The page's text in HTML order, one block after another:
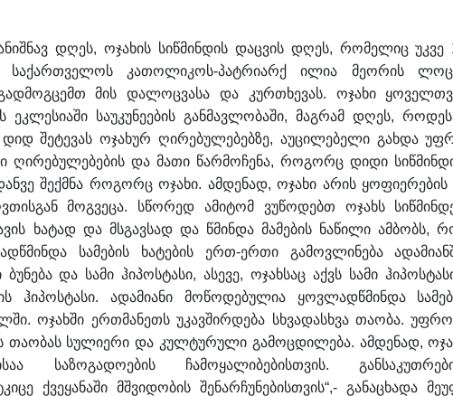
დღეს, ოჯახის სიწმინდის დაცვის დღეს, რომელიც უკვე
კათოლიკოს-პატრიარქ ილია მეორის
მის დალოცვასა და კურთხევას. ოჯახი
ეკლესიაში საუკუნეების განმავლობაში, მაგრამ დღეს,
შეტევას ოჯახურ ღირებულებებზე, აუცილებელი გახდა
ღირებულებების და მათი წარმოჩენა, როგორც დიდი
შექმნა როგორც ოჯახი. ამდენად, ოჯახი არის ყოფიერების
მოგვეცა. სწორედ ამიტომ ვუწოდებთ ოჯახს
ხატად და მსგავსად და წმინდა მამების ნაწილი ამბობს,
სამების ხატების ერთ-ერთი გამოვლინება
და სამი ჰიპოსტასი, ასევე, ოჯახსაც აქვს სამი
ჰიპოსტასი. ადამიანი მოწოდებულია ყოვლადწმინდა
ოჯახში ერთმანეთს უკავშირდება სხვადასხვა თაობა.
თაობას სულიერი და კულტურული გამოცდილება. ამდენად,
საზოგადოების ჩამოყალიბებისთვის.
ქვეყანაში მშვიდობის შენარჩუნებისთვის“,- განაცხადა